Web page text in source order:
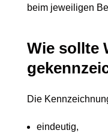
beim jeweiligen
Wie sollte
Die
eindeutig,